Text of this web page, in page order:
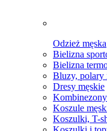
Odzież męska
Bielizna
Bielizna
Bluzy, polary
Dresy męskie
Koszule
Koszulki, T-